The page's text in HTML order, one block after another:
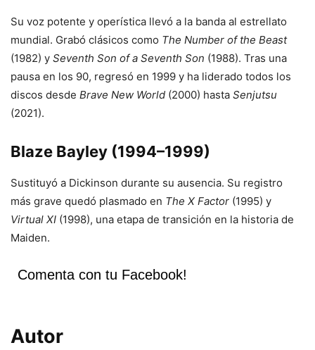
Su voz potente y operística llevó a la banda al estrellato
mundial. Grabó clásicos como The Number of the Beast
(1982) y Seventh Son of a Seventh Son (1988). Tras una
pausa en los 90, regresó en 1999 y ha liderado todos los
discos desde Brave New World (2000) hasta Senjutsu
(2021).
Blaze Bayley (1994–1999)
Sustituyó a Dickinson durante su ausencia. Su registro
más grave quedó plasmado en The X Factor (1995) y
Virtual XI (1998), una etapa de transición en la historia de
Maiden.
Comenta con tu Facebook!
Autor